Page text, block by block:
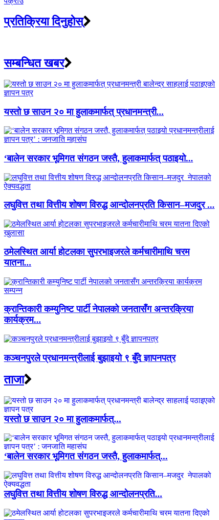
प्रतिक्रिया दिनुहोस्
सम्बन्धित खबर
यस्तो छ साउन २० मा हुलाकमार्फत् प्रधानमन्त्री...
‘बालेन सरकार भूमिगत संगठन जस्तै, हुलाकमार्फत् पठाइयो...
लघुवित्त तथा वित्तीय शोषण विरुद्ध आन्दोलनप्रति किसान–मजदुर ...
ठमेलस्थित आर्या होटलका सुपरभाइजरले कर्मचारीमाथि चरम
यातना...
क्रान्तिकारी कम्युनिष्ट पार्टी नेपालको जनतासँग अन्तरक्रिया
कार्यक्रम...
कञ्चनपुरले प्रधानमन्त्रीलाई बुझाइयो ९ बुँदे ज्ञापनपत्र
ताजा
यस्तो छ साउन २० मा हुलाकमार्फत्...
‘बालेन सरकार भूमिगत संगठन जस्तै, हुलाकमार्फत्...
लघुवित्त तथा वित्तीय शोषण विरुद्ध आन्दोलनप्रति...